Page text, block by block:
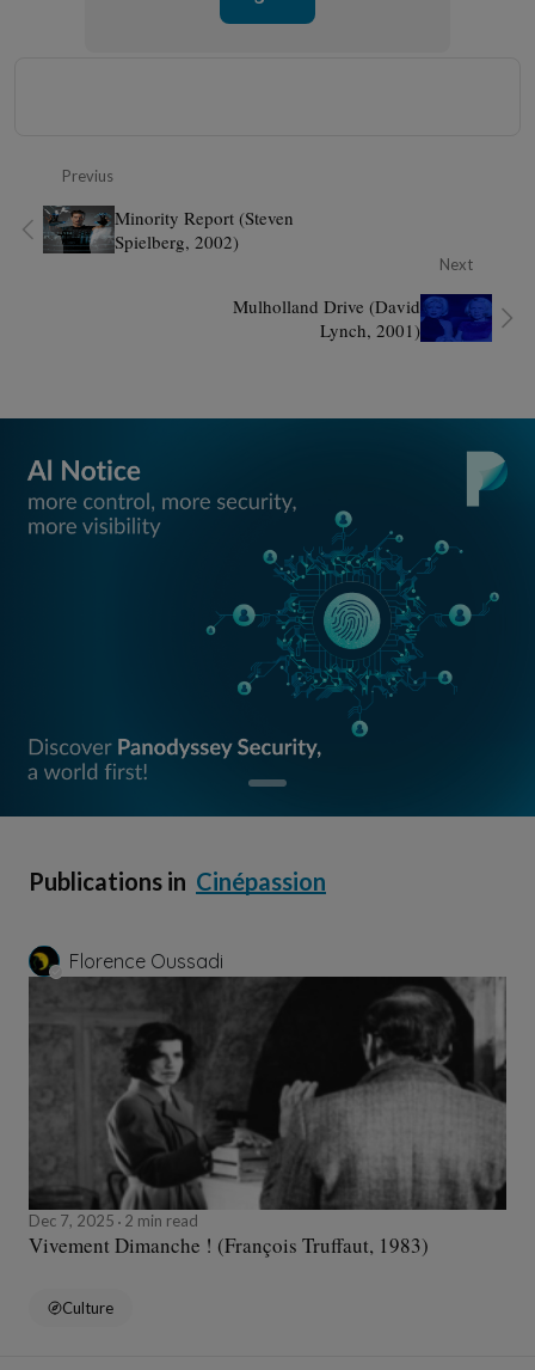
Previus
Minority Report (Steven
Spielberg, 2002)
Next
Mulholland Drive (David
Lynch, 2001)
Publications in Cinépassion
Florence Oussadi
Dec 7, 2025 2 min read
Vivement Dimanche ! (François Truffaut, 1983)
Culture